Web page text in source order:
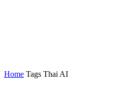
Home Tags Thai AI